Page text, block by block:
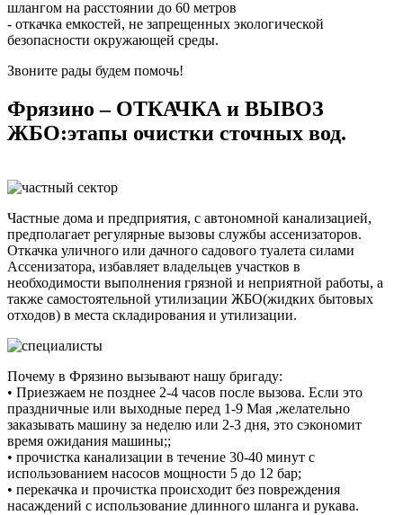
шлангом на расстоянии до 60 метров
- откачка емкостей, не запрещенных экологической
безопасности окружающей среды.
Звоните рады будем помочь!
Фрязино – ОТКАЧКА и ВЫВОЗ
ЖБО:этапы очистки сточных вод.
Частные дома и предприятия, с автономной канализацией,
предполагает регулярные вызовы службы ассенизаторов.
Откачка уличного или дачного садового туалета силами
Ассенизатора, избавляет владельцев участков в
необходимости выполнения грязной и неприятной работы, а
также самостоятельной утилизации ЖБО(жидких бытовых
отходов) в места складирования и утилизации.
Почему в Фрязино вызывают нашу бригаду:
• Приезжаем не позднее 2-4 часов после вызова. Если это
праздничные или выходные перед 1-9 Мая ,желательно
заказывать машину за неделю или 2-3 дня, это сэкономит
время ожидания машины;;
• прочистка канализации в течение 30-40 минут с
использованием насосов мощности 5 до 12 бар;
• перекачка и прочистка происходит без повреждения
насаждений с использование длинного шланга и рукава.